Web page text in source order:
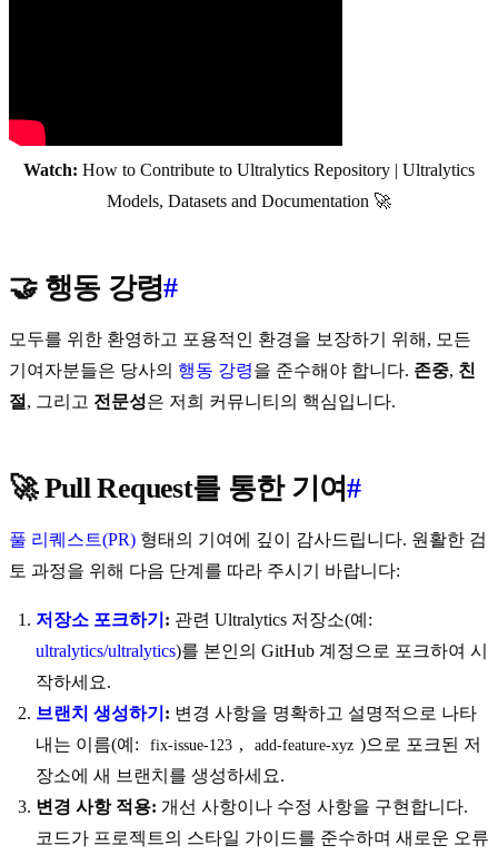
Watch: How to Contribute to Ultralytics Repository | Ultralytics
Models, Datasets and Documentation 🚀
🤝 행동 강령#
모두를 위한 환영하고 포용적인 환경을 보장하기 위해, 모든
기여자분들은 당사의 행동 강령을 준수해야 합니다. 존중, 친
절 , 그리고 전문성은 저희 커뮤니티의 핵심입니다.
🚀 Pull Request를 통한 기여#
풀 리퀘스트(PR) 형태의 기여에 깊이 감사드립니다. 원활한 검
토 과정을 위해 다음 단계를 따라 주시기 바랍니다:
저장소 포크하기 : 관련 Ultralytics 저장소(예:
ultralytics/ultralytics)를 본인의 GitHub 계정으로 포크하여 시
작하세요.
브랜치 생성하기 : 변경 사항을 명확하고 설명적으로 나타
내는 이름(예:
fix-issue-123 , add-feature-xyz )으로 포크된 저
장소에 새 브랜치를 생성하세요.
변경 사항 적용: 개선 사항이나 수정 사항을 구현합니다.
코드가 프로젝트의 스타일 가이드를 준수하며 새로운 오류